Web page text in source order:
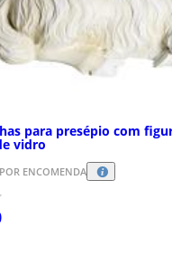
para presépio com
vidro
ENCOMENDA